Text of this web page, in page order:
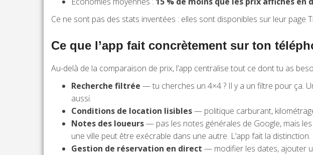
Ce ne sont pas des stats inventées : elles sont disponibles sur leur page
Ce que l’app fait concrètement sur ton
Au-delà de la comparaison de prix, l’app centralise tout ce dont tu as
Recherche filtrée — tu cherches un 4×4 ? Il y a un filtre pour ça.
aussi.
Conditions de location lisibles— politique carburant,
Notes des loueurs— pas les notes générales de Google, mais
une ville peut être exécrable dans une autre. L’app fait la distinction.
Gestion de réservation en direct — modifier les dates, ajouter